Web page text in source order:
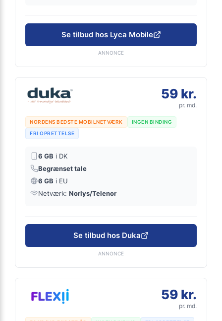
Se tilbud hos Lyca Mobile
ANNONCE
59 kr.
pr. md.
NORDENS BEDSTE MOBILNETVÆRK
INGEN BINDING
FRI OPRETTELSE
6 GB i DK
Begrænset tale
6 GB i EU
Netværk: Norlys/Telenor
Se tilbud hos Duka
ANNONCE
59 kr.
pr. md.